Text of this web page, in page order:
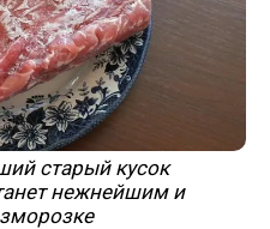
старый кусок
нежнейшим и